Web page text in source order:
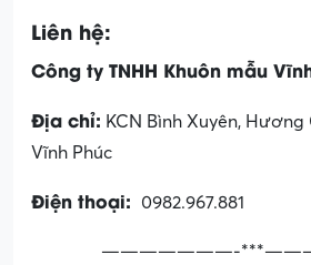
Liên hệ:
Công ty TNHH Khuôn mẫu
Địa chỉ: KCN Bình Xuyên, Hương
Vĩnh Phúc
Điện thoại: 0982.967.881
———————-